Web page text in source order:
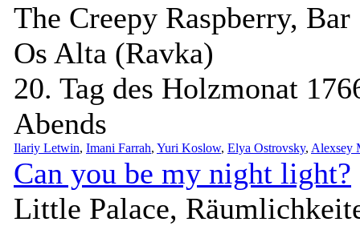
The Creepy Raspberry, Bar
Os Alta (Ravka)
20. Tag des Holzmonat
Abends
Ilariy Letwin, Imani Farrah, Yuri Koslow, Elya Ostrovsky, Alexsey
Can you be my night light?
Little Palace,